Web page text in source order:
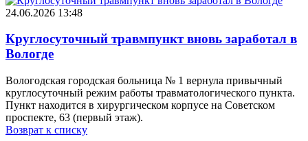
24.06.2026 13:48
Круглосуточный травмпункт вновь заработал в
Вологде
Вологодская городская больница № 1 вернула привычный
круглосуточный режим работы травматологического пункта.
Пункт находится в хирургическом корпусе на Советском
проспекте, 63 (первый этаж).
Возврат к списку